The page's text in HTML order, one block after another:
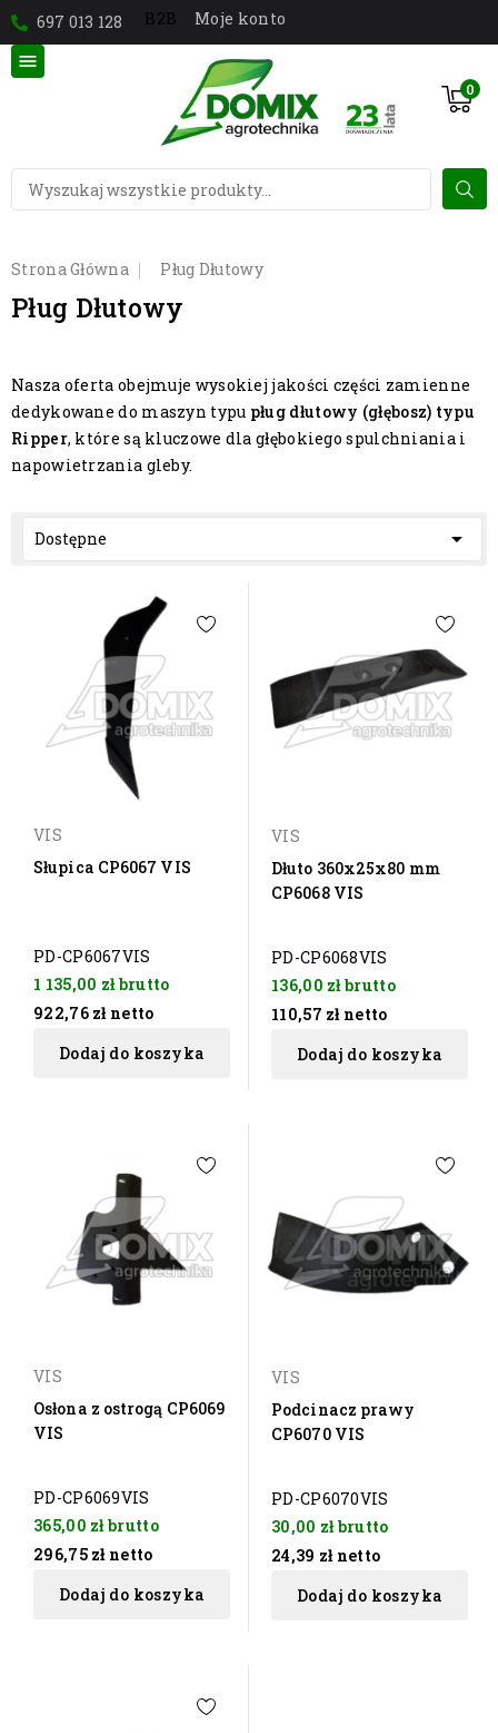
697 013 128 B2B Moje konto
0

Strona Główna Pług Dłutowy
Pług Dłutowy
Nasza oferta obejmuje wysokiej jakości części zamienne
dedykowane do maszyn typu pług dłutowy (głębosz) typu
Ripper, które są kluczowe dla głębokiego spulchniania i
napowietrzania gleby.
Dostępne 
VIS
Słupica CP6067 VIS
PD-CP6067VIS
1 135,00 złbrutto
922,76 zł netto
Dodaj do koszyka
VIS
Dłuto 360x25x80 mm
CP6068 VIS
PD-CP6068VIS
136,00 złbrutto
110,57 zł netto
Dodaj do koszyka
VIS
Osłona z ostrogą CP6069
VIS
PD-CP6069VIS
365,00 złbrutto
296,75 zł netto
Dodaj do koszyka
VIS
Podcinacz prawy
CP6070 VIS
PD-CP6070VIS
30,00 złbrutto
24,39 zł netto
Dodaj do koszyka